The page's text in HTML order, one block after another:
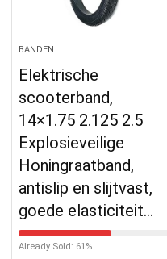
BANDEN
Elektrische
scooterband,
14×1.75 2.125 2.5
Explosieveilige
Honingraatband,
antislip en slijtvast,
goede elasticiteit…
Already Sold: 61%